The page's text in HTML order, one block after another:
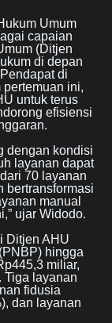
Umum
capaian
(Ditjen
di depan
di
ini,
untuk terus
efisiensi
dengan kondisi
layanan dapat
70 layanan
bertransformasi
manual
ujar Widodo.
Ditjen AHU
hingga
miliar,
Tiga layanan
fidusia
dan layanan